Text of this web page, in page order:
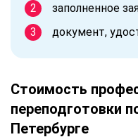
заполненное
документ,
Стоимость
переподготовки
Петербурге